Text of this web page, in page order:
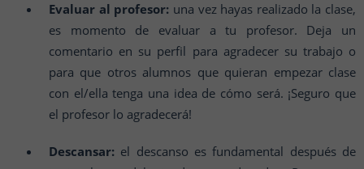
Evaluar al profesor: una vez hayas realizado la clase,
es momento de evaluar a tu profesor. Deja un
comentario en su perfil para agradecer su trabajo o
para que otros alumnos que quieran empezar clase
con el/ella tenga una idea de cómo será. ¡Seguro que
el profesor lo agradecerá!
Descansar: el descanso es fundamental después de